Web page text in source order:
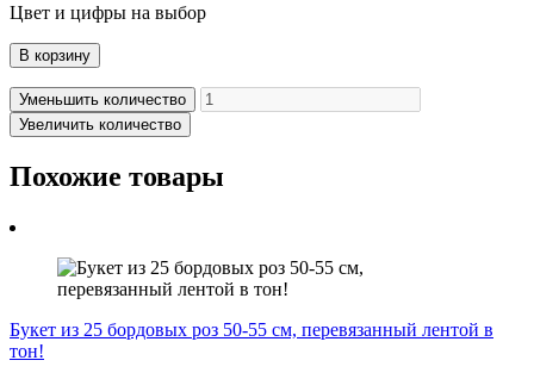
Цвет и цифры на выбор
В корзину
Уменьшить количество
Увеличить количество
Похожие товары
Букет из 25 бордовых роз 50-55 см, перевязанный лентой в
тон!